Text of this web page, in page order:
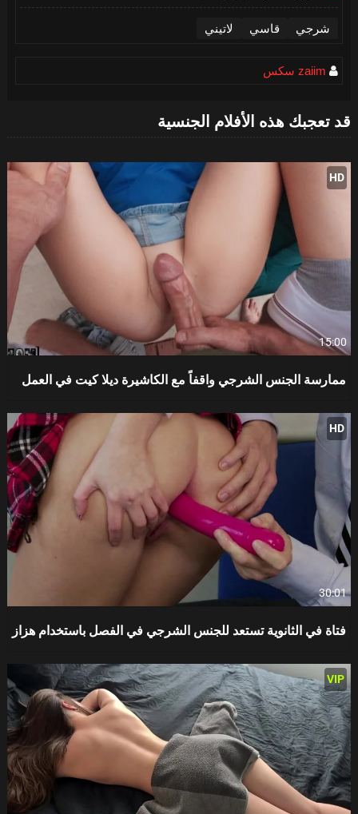
شرجي قاسي لاتيني
zaiim سكس
قد تعجبك هذه الأفلام الجنسية
HD
15:00
ممارسة الجنس الشرجي واقفاً مع الكاشيرة ديلا كيت في العمل
HD
30:01
فتاة في الثانوية تستعد للجنس الشرجي في الفصل باستخدام هزاز
VIP